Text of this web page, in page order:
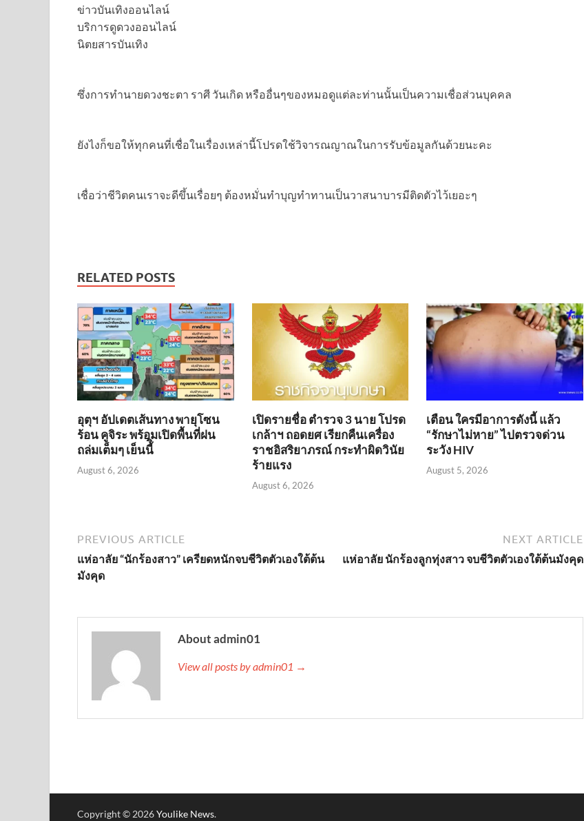
ข่าวบันเทิงออนไลน์
บริการดูดวงออนไลน์
นิตยสารบันเทิง
ซึ่งการทำนายดวงชะตา ราศี วันเกิด หรืออื่นๆของหมอดูแต่ละท่านนั้นเป็นความเชื่อส่วนบุคคล
ยังไงก็ขอให้ทุกคนที่เชื่อในเรื่องเหล่านี้โปรดใช้วิจารณญาณในการรับข้อมูลกันด้วยนะคะ
เชื่อว่าชีวิตคนเราจะดีขึ้นเรื่อยๆ ต้องหมั่นทำบุญทำทานเป็นวาสนาบารมีติดตัวไว้เยอะๆ
RELATED POSTS
อุตุฯ อัปเดตเส้นทาง พายุโซน
ร้อน คูจิระ พร้อมเปิดพื้นที่ฝน
ถล่มเต็มๆ เย็นนี้ิ
August 6, 2026
เปิดรายชื่อ ตำรวจ 3 นาย โปรด
เกล้าฯ ถอดยศ เรียกคืนเครื่อง
ราชอิสริยาภรณ์ กระทำผิดวินัย
ร้ายแรง
August 6, 2026
เตือน ใครมีอาการดังนี้ แล้ว
“รักษาไม่หาย” ไปตรวจด่วน
ระวัง HIV
August 5, 2026
PREVIOUS ARTICLE
แห่อาลัย “นักร้องสาว” เครียดหนักจบชีวิตตัวเองใต้ต้น
มังคุด
NEXT ARTICLE
แห่อาลัย นักร้องลูกทุ่งสาว จบชีวิตตัวเองใต้ต้นมังคุด
About admin01
View all posts by admin01 →
Copyright © 2026Youlike News.